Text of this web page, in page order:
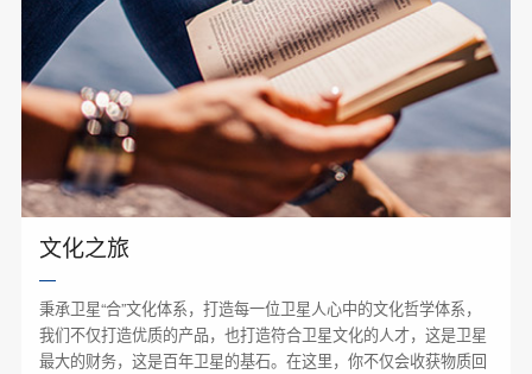
文化之旅
秉承卫星“合”文化体系，打造每一位卫星人心中的文化哲学体系，
我们不仅打造优质的产品，也打造符合卫星文化的人才，这是卫星
最大的财务，这是百年卫星的基石。在这里，你不仅会收获物质回